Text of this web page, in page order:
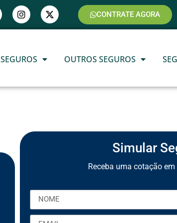
CONTRATE AGORA
SEGUROS OUTROS SEGUROS
Simular
Receba uma cotação em